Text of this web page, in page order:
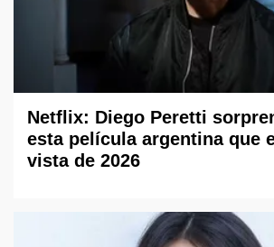
Netflix: Diego Peretti
esta película argentina que
vista de 2026